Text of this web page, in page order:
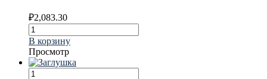
₽2,083.30
В корзину
Просмотр